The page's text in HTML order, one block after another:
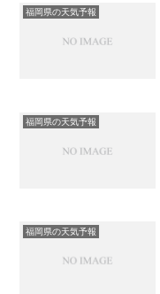
福岡県の天気予報
福岡県の天気予報
福岡県の天気予報